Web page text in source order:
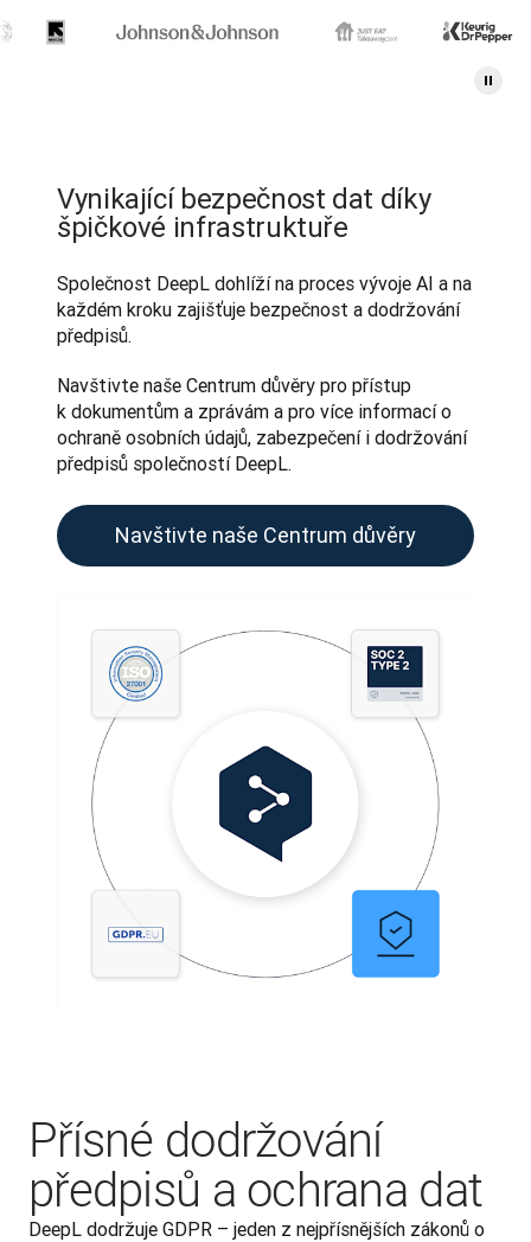
Vynikající bezpečnost dat díky
špičkové infrastruktuře
Společnost DeepL dohlíží na proces vývoje AI a na
každém kroku zajišťuje bezpečnost a dodržování
předpisů.
Navštivte naše Centrum důvěry pro přístup
k dokumentům a zprávám a pro více informací o
ochraně osobních údajů, zabezpečení i dodržování
předpisů společností DeepL.
Navštivte naše Centrum důvěry
Přísné dodržování
předpisů a ochrana dat
DeepL dodržuje GDPR – jeden z nejpřísnějších zákonů o